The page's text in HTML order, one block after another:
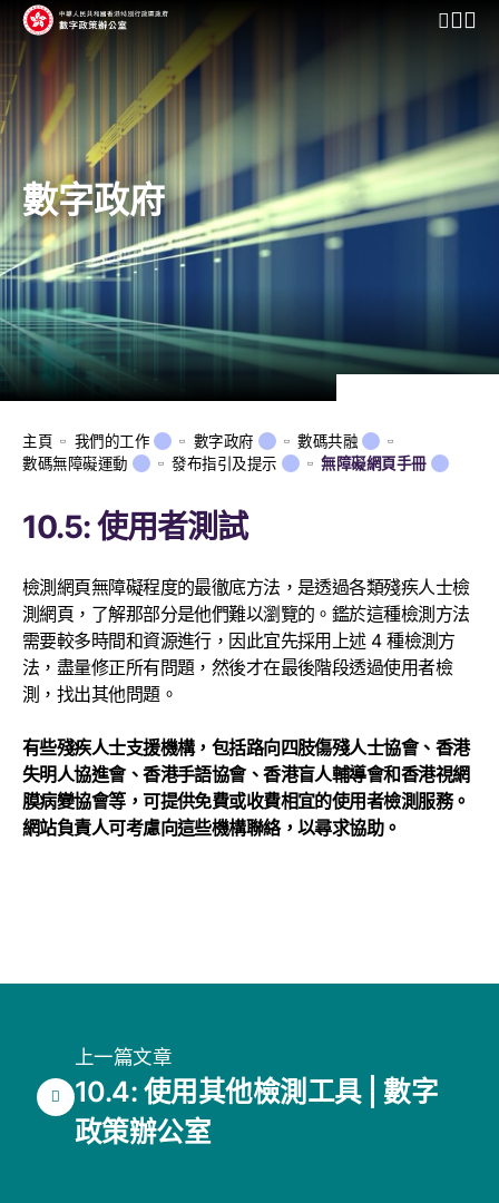
開啟行
數字政府
主頁 我們的工作 數字政府
數碼共融
數碼無障礙運動
發布指引及提示 無障礙網頁手冊
10.5: 使用者測試
檢測網頁無障礙程度的最徹底方法，是透過各類殘疾人士檢
測網頁，了解那部分是他們難以瀏覽的。鑑於這種檢測方法
需要較多時間和資源進行，因此宜先採用上述 4 種檢測方
法，盡量修正所有問題，然後才在最後階段透過使用者檢
測，找出其他問題。
有些殘疾人士支援機構，包括路向四肢傷殘人士協會、香港
失明人協進會、香港手語協會、香港盲人輔導會和香港視網
膜病變協會等，可提供免費或收費相宜的使用者檢測服務。
網站負責人可考慮向這些機構聯絡，以尋求協助。
上一篇文章
10.4: 使用其他檢測工具 | 數字
政策辦公室